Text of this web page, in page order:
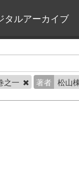
タルアーカイブ
之一 著者 松山